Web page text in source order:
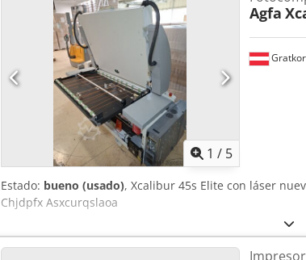
1 / 5
Agfa
Estado: bueno (usado), Xcalibur 45s Elite con láser
Chjdpfx Asxcurqslaoa